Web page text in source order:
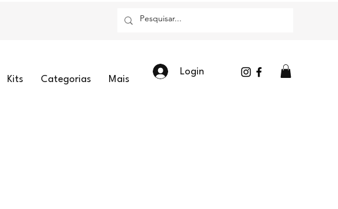
Login
Kits Categorias Mais